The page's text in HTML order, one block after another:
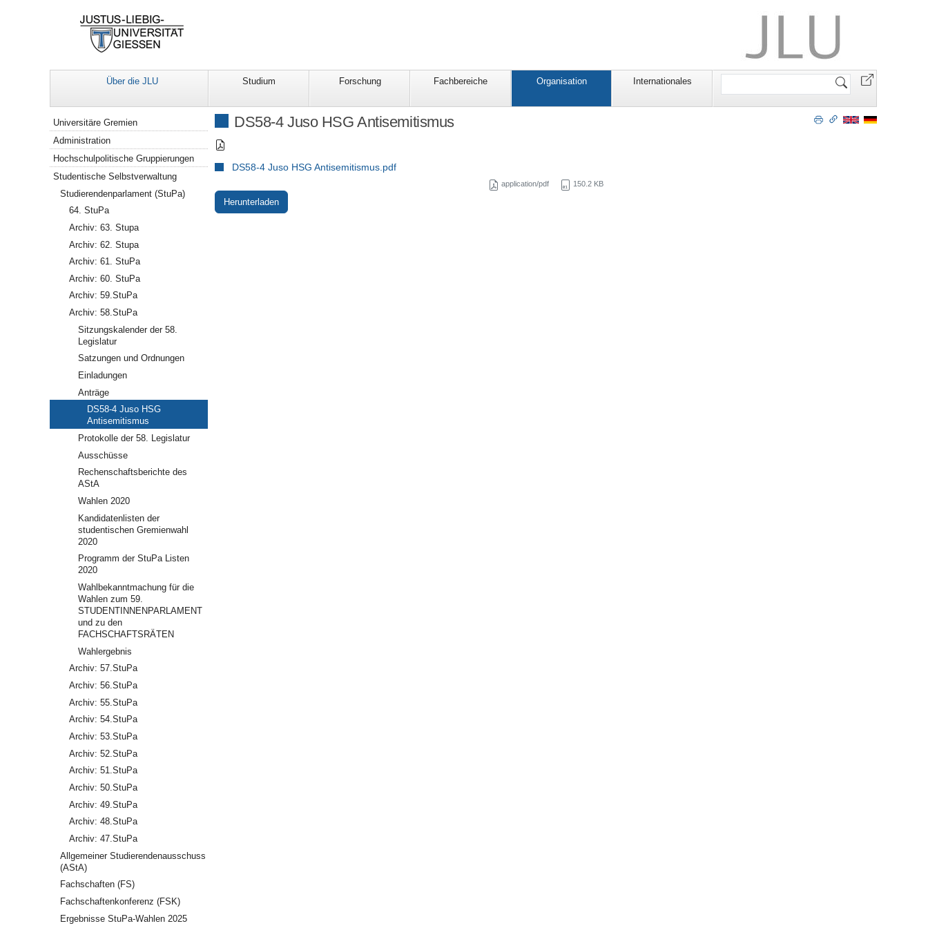
Über die JLU Studium Forschung Fachbereiche Organisation Internationales
Website
DS58-4 Juso HSG Antisemitismus
DS58-4 Juso HSG Antisemitismus.pdf
application/pdf 150.2 KB
Herunterladen
Navigation
Universitäre Gremien
Administration
Hochschulpolitische Gruppierungen
Studentische Selbstverwaltung
Studierendenparlament (StuPa)
64. StuPa
Archiv: 63. Stupa
Archiv: 62. Stupa
Archiv: 61. StuPa
Archiv: 60. StuPa
Archiv: 59.StuPa
Archiv: 58.StuPa
Sitzungskalender der 58.
Legislatur
Satzungen und Ordnungen
Einladungen
Anträge
DS58-4 Juso HSG
Antisemitismus
Protokolle der 58. Legislatur
Ausschüsse
Rechenschaftsberichte des
AStA
Wahlen 2020
Kandidatenlisten der
studentischen Gremienwahl
2020
Programm der StuPa Listen
2020
Wahlbekanntmachung für die
Wahlen zum 59.
STUDENTINNENPARLAMENT
und zu den
FACHSCHAFTSRÄTEN
Wahlergebnis
Archiv: 57.StuPa
Archiv: 56.StuPa
Archiv: 55.StuPa
Archiv: 54.StuPa
Archiv: 53.StuPa
Archiv: 52.StuPa
Archiv: 51.StuPa
Archiv: 50.StuPa
Archiv: 49.StuPa
Archiv: 48.StuPa
Archiv: 47.StuPa
Allgemeiner Studierendenausschuss
(AStA)
Fachschaften (FS)
Fachschaftenkonferenz (FSK)
Ergebnisse StuPa-Wahlen 2025